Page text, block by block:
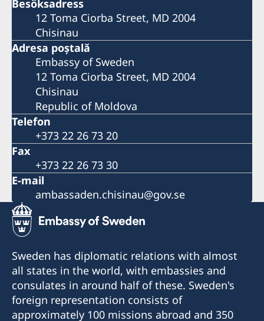
Besöksadress
12 Toma Ciorba Street, MD 2004
Chisinau
Adresa poştală
Embassy of Sweden
12 Toma Ciorba Street, MD 2004
Chisinau
Republic of Moldova
Telefon
+373 22 26 73 20
Fax
+373 22 26 73 30
E-mail
ambassaden.chisinau@gov.se
Sweden has diplomatic relations with almost
all states in the world, with embassies and
consulates in around half of these. Sweden's
foreign representation consists of
approximately 100 missions abroad and 350